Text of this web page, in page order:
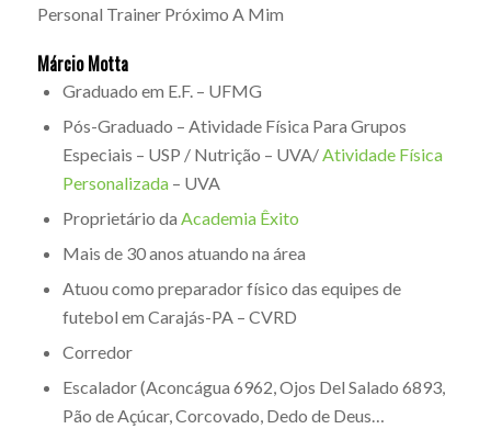
Personal Trainer Próximo A Mim
Márcio Motta
Graduado em E.F. – UFMG
Pós-Graduado – Atividade Física Para Grupos
Especiais – USP / Nutrição – UVA/Atividade Física
Personalizada– UVA
Proprietário da Academia Êxito
Mais de 30 anos atuando na área
Atuou como preparador físico das equipes de
futebol em Carajás-PA – CVRD
Corredor
Escalador (Aconcágua 6962, Ojos Del Salado 6893,
Pão de Açúcar, Corcovado, Dedo de Deus…